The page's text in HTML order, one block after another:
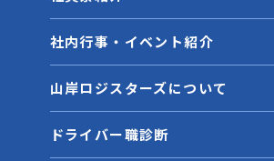
社内行事・イベント紹介
山岸ロジスターズについて
ドライバー職診断